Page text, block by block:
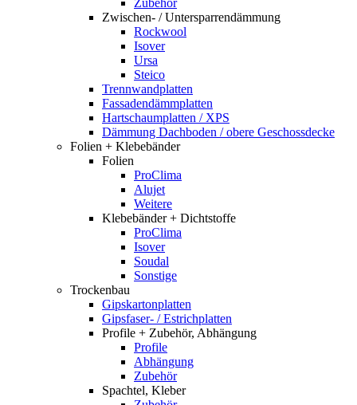
Zubehör
Zwischen- / Untersparrendämmung
Rockwool
Isover
Ursa
Steico
Trennwandplatten
Fassadendämmplatten
Hartschaumplatten / XPS
Dämmung Dachboden / obere Geschossdecke
Folien + Klebebänder
Folien
ProClima
Alujet
Weitere
Klebebänder + Dichtstoffe
ProClima
Isover
Soudal
Sonstige
Trockenbau
Gipskartonplatten
Gipsfaser- / Estrichplatten
Profile + Zubehör, Abhängung
Profile
Abhängung
Zubehör
Spachtel, Kleber